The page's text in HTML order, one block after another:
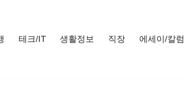
테크/IT 생활정보 직장 에세이/칼럼